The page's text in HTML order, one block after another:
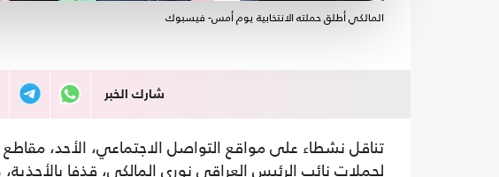
المالكي أطلق حملته الانتخابية يوم أمس- فيسبوك
شارك الخبر
تناقل نشطاء على مواقع التواصل الاجتماعي، الأحد،
لحملات نائب الرئيس العراقي نوري المالكي، قذفا